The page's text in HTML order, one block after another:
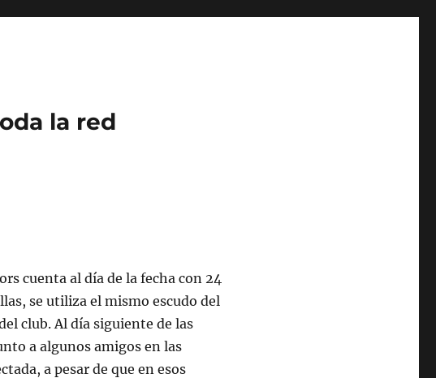
la red
cuenta al día de la fecha con 24
se utiliza el mismo escudo del
club. Al día siguiente de las
a algunos amigos en las
a pesar de que en esos